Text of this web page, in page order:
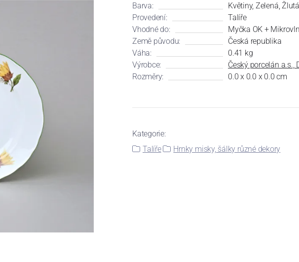
Barva:
Květiny, Zelená, Žlutá
Provedení:
Talíře
Vhodné do:
Myčka OK +
Země původu:
Česká republika
Váha:
0.41 kg
Výrobce:
Český porcelán a.s.,
Rozměry:
0.0 x 0.0 x 0.0 cm
Kategorie:
Talíře
Hrnky misky, šálky různé dekory